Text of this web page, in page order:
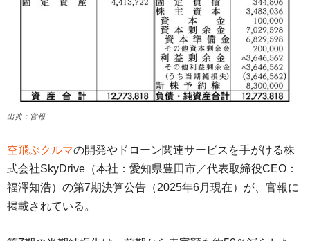
出典：官報
空飛ぶクルマの開発やドローン関連サービスを手がける株
式会社SkyDrive（本社：愛知県豊田市／代表取締役CEO：
福澤知浩）の第7期決算公告（2025年6月現在）が、官報に
掲載されている。